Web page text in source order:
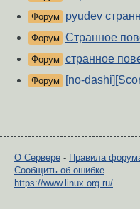
Форум pyudev
Форум Странное
Форум странное
Форум [no-
О Сервере - Правила
Сообщить об ошибке
https://www.linux.org.ru/